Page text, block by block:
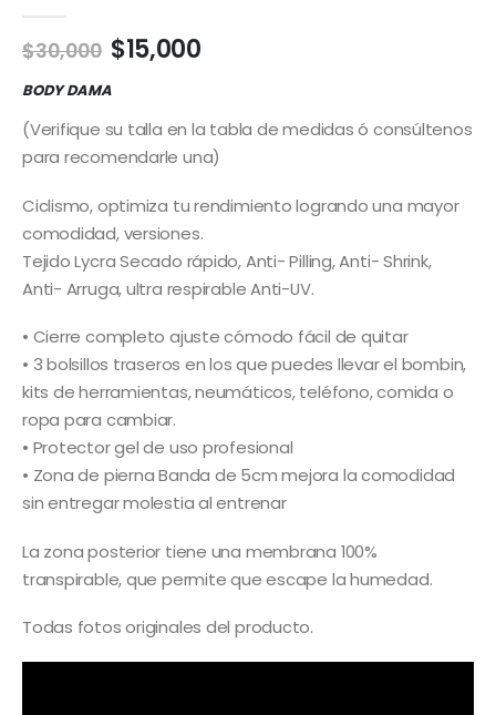
$30,000 El
precio
original
era:
$30,000.
$15,000El
es:
$15,000.
BODY DAMA
(Verifique su talla en la tabla de medidas ó consúltenos
para recomendarle una)
Ciclismo, optimiza tu rendimiento logrando una mayor
comodidad, versiones.
Tejido Lycra Secado rápido, Anti- Pilling, Anti- Shrink,
Anti- Arruga, ultra respirable Anti-UV.
• Cierre completo ajuste cómodo fácil de quitar
• 3 bolsillos traseros en los que puedes llevar el bombin,
kits de herramientas, neumáticos, teléfono, comida o
ropa para cambiar.
• Protector gel de uso profesional
• Zona de pierna Banda de 5cm mejora la comodidad
sin entregar molestia al entrenar
La zona posterior tiene una membrana 100%
transpirable, que permite que escape la humedad.
Todas fotos originales del producto.